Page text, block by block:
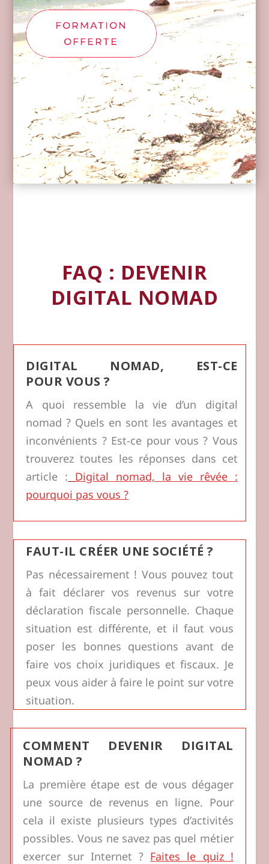
FORMATION
OFFERTE
FAQ : DEVENIR
DIGITAL NOMAD
DIGITAL NOMAD, EST-CE
POUR VOUS ?
A quoi ressemble la vie d’un digital
nomad ? Quels en sont les avantages et
inconvénients ? Est-ce pour vous ? Vous
trouverez toutes les réponses dans cet
article : Digital nomad, la vie rêvée :
pourquoi pas vous ?
FAUT-IL CRÉER UNE SOCIÉTÉ ?
Pas nécessairement ! Vous pouvez tout
à fait déclarer vos revenus sur votre
déclaration fiscale personnelle. Chaque
situation est différente, et il faut vous
poser les bonnes questions avant de
faire vos choix juridiques et fiscaux. Je
peux vous aider à faire le point sur votre
situation.
COMMENT DEVENIR DIGITAL
NOMAD ?
La première étape est de vous dégager
une source de revenus en ligne. Pour
cela il existe plusieurs types d’activités
possibles. Vous ne savez pas quel métier
exercer sur Internet ? Faites le quiz !